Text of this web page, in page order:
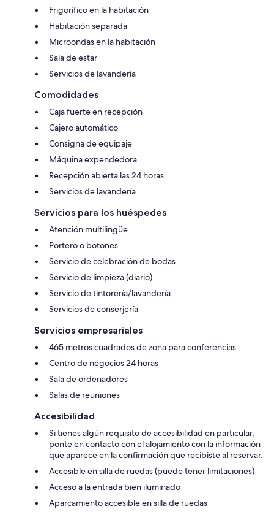
Frigorífico en la habitación
Habitación separada
Microondas en la habitación
Sala de estar
Servicios de lavandería
Comodidades
Caja fuerte en recepción
Cajero automático
Consigna de equipaje
Máquina expendedora
Recepción abierta las 24 horas
Servicios de lavandería
Servicios para los huéspedes
Atención multilingüe
Portero o botones
Servicio de celebración de bodas
Servicio de limpieza (diario)
Servicio de tintorería/lavandería
Servicios de conserjería
Servicios empresariales
465 metros cuadrados de zona para conferencias
Centro de negocios 24 horas
Sala de ordenadores
Salas de reuniones
Accesibilidad
Si tienes algún requisito de accesibilidad en particular,
ponte en contacto con el alojamiento con la información
que aparece en la confirmación que recibiste al reservar.
Accesible en silla de ruedas (puede tener limitaciones)
Acceso a la entrada bien iluminado
Aparcamiento accesible en silla de ruedas